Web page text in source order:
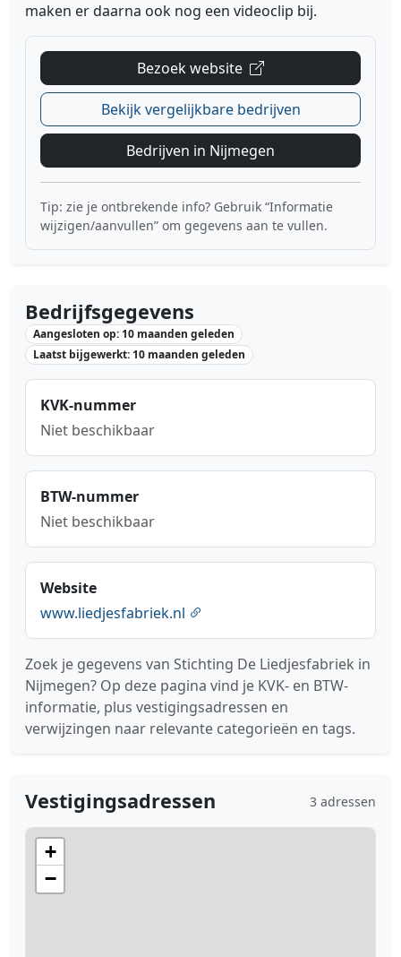
maken er daarna ook nog een videoclip bij.
Bezoek website
Bekijk vergelijkbare bedrijven
Bedrijven in Nijmegen
Tip: zie je ontbrekende info? Gebruik “Informatie
wijzigen/aanvullen” om gegevens aan te vullen.
Bedrijfsgegevens
Aangesloten op: 10 maanden geleden
Laatst bijgewerkt: 10 maanden geleden
KVK-nummer
Niet beschikbaar
BTW-nummer
Niet beschikbaar
Website
www.liedjesfabriek.nl
Zoek je gegevens van Stichting De Liedjesfabriek in
Nijmegen? Op deze pagina vind je KVK- en BTW-
informatie, plus vestigingsadressen en
verwijzingen naar relevante categorieën en tags.
Vestigingsadressen 3 adressen
+
−